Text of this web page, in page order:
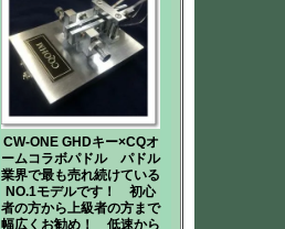
CW-ONE GHDキー×CQオ
ームコラボパドル パドル
業界で最も売れ続けている
NO.1モデルです！ 初心
者の方から上級者の方まで
幅広くお勧め！ 低速から